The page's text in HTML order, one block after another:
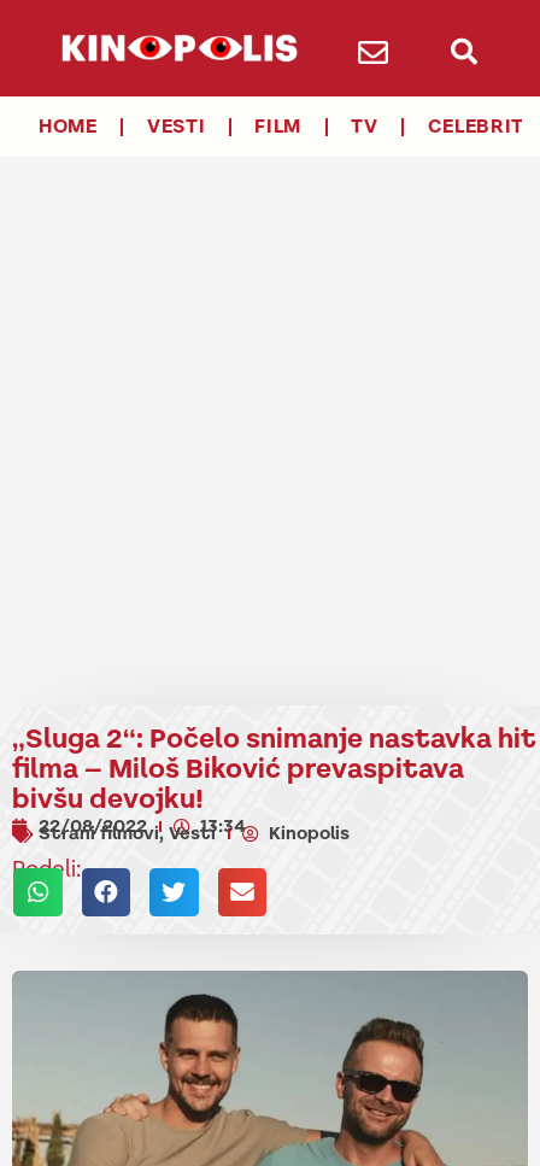
HOME VESTI FILM TV CELEBRITY
„Sluga 2“: Počelo snimanje nastavka hit
filma – Miloš Biković prevaspitava
bivšu devojku!
22/08/2022 13:34
Strani filmovi, Vesti Kinopolis
Podeli: